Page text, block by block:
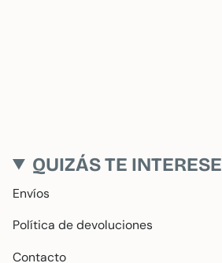
QUIZÁS TE INTERESE
Envíos
Política de devoluciones
Contacto